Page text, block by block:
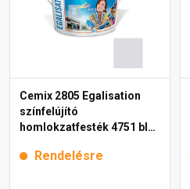
Cemix 2805 Egalisation
színfelújító
homlokzatfesték 4751 blue
Rendelésre